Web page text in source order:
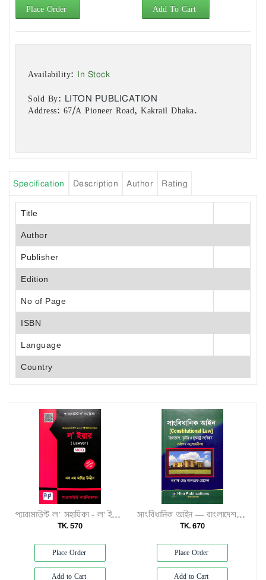
Place Order Add To Cart
Availability: In Stock
Sold By: LITON PUBLICATION
Address: 67/A Pioneer Road, Kakrail Dhaka.
Specification Description Author Rating
Title
Author
Publisher
Edition
No of Page
ISBN
Language
Country
প্যারামাউন্ট ল’ সহায়িকা - ল' ইয়ার (MCQ)"
TK. 570
Place Order
Add to Cart
সাংবিধানিক আইন — বাংলাদেশ, ব্রুটেন ও যুক্তরাষ্ট্র সংবিধান সর্বশেষ সংশোধনীসহ"
TK. 670
Place Order
Add to Cart